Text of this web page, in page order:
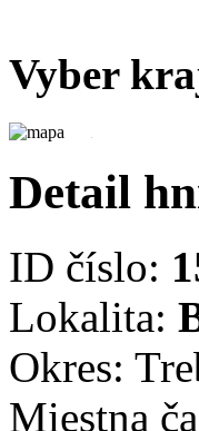
Vyber
Detail
ID číslo:
Lokalita:
Okres:
Miestna